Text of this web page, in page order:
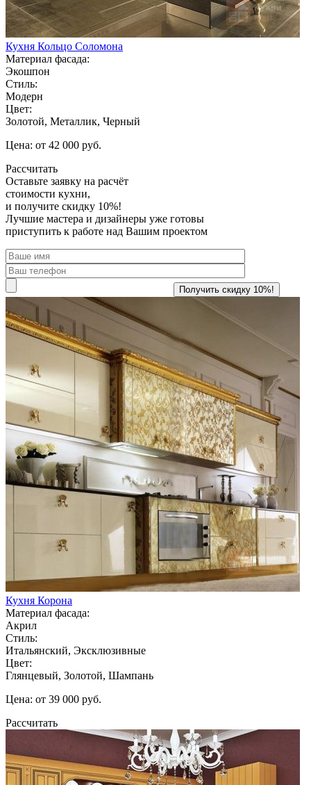
Кухня Кольцо Соломона
Материал фасада:
Экошпон
Стиль:
Модерн
Цвет:
Золотой, Металлик, Черный
Цена: от 42 000 руб.
Рассчитать
Оставьте заявку на расчёт
стоимости кухни,
и получите скидку 10%!
Лучшие мастера и дизайнеры уже готовы
приступить к работе над Вашим проектом
Кухня Корона
Материал фасада:
Акрил
Стиль:
Итальянский, Эксклюзивные
Цвет:
Глянцевый, Золотой, Шампань
Цена: от 39 000 руб.
Рассчитать